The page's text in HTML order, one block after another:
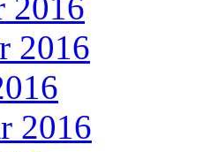
2016
2016
2016